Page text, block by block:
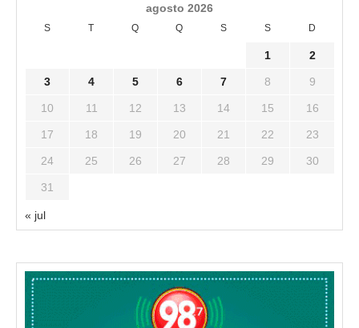
agosto 2026
S T Q Q S S D
1 2
3 4 5 6 7 8 9
10 11 12 13 14 15 16
17 18 19 20 21 22 23
24 25 26 27 28 29 30
31
« jul